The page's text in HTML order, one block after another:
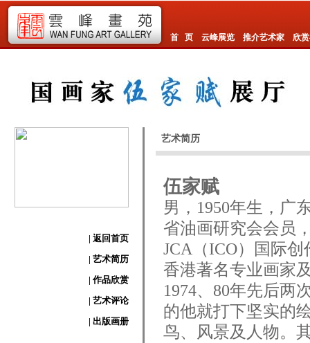
首 页 云峰展览 推介艺术家 欣
| 返回首页
| 艺术简历
| 作品欣赏
| 艺术评论
| 出版画册
艺术简历
伍家赋
男，1950年生，广
省油画研究会会员
JCA（ICO）国际
香港著名专业画家
1974、80年先后两
的他就打下坚实的
鸟、风景及人物。